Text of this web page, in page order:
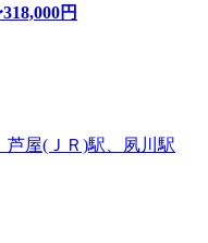
318,000円
屋(ＪＲ)駅、夙川駅